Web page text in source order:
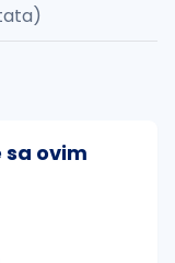
ovim